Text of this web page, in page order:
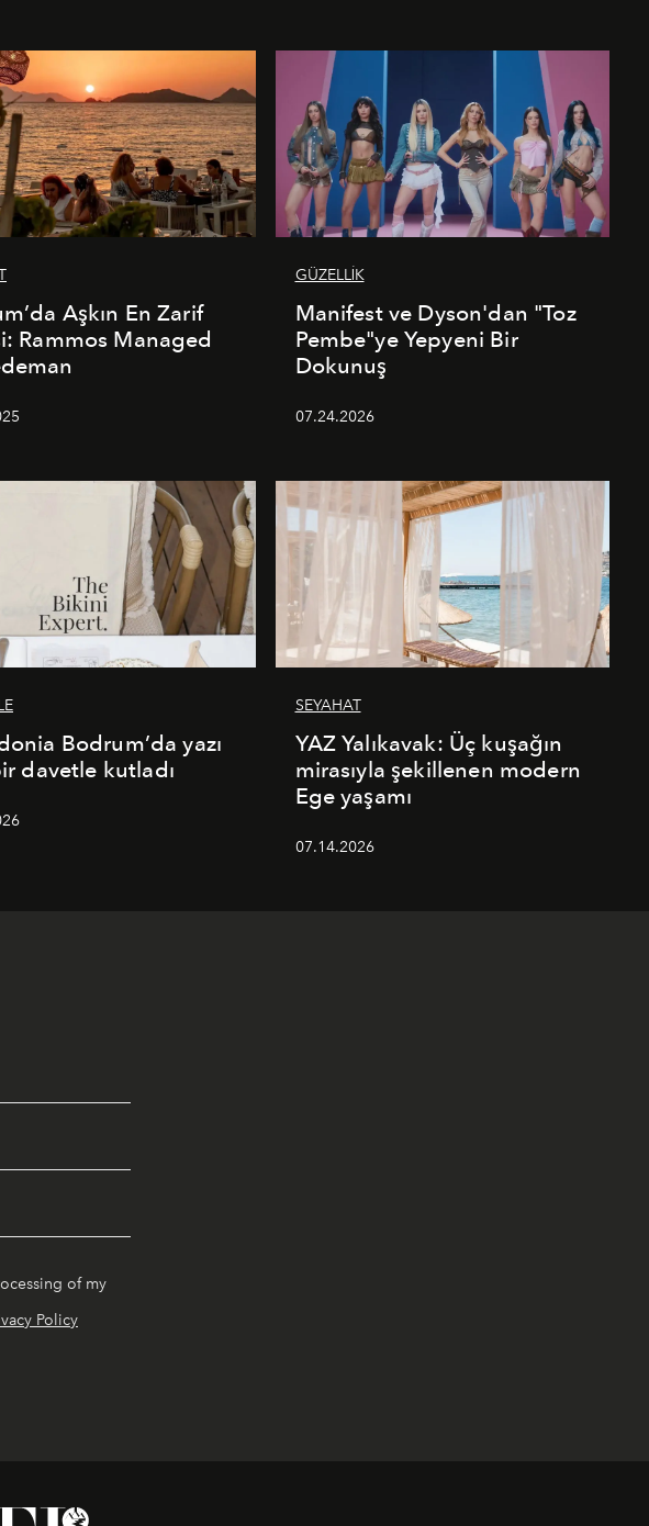
Aşkın En Zarif
Rammos Managed
GÜZELLİK
Manifest ve Dyson'dan "Toz
Pembe"ye Yepyeni Bir
Dokunuş
07.24.2026
Bodrum’da yazı
davetle kutladı
SEYAHAT
YAZ Yalıkavak: Üç kuşağın
mirasıyla şekillenen modern
Ege yaşamı
07.14.2026
of my
Policy